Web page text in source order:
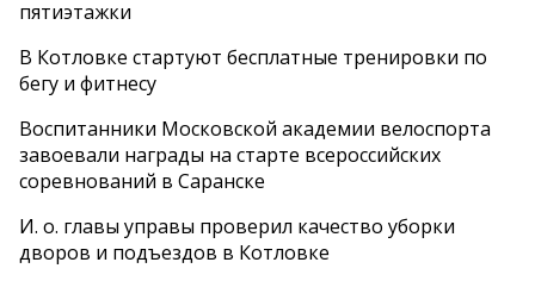
пятиэтажки
В Котловке стартуют бесплатные тренировки по
бегу и фитнесу
Воспитанники Московской академии велоспорта
завоевали награды на старте всероссийских
соревнований в Саранске
И. о. главы управы проверил качество уборки
дворов и подъездов в Котловке